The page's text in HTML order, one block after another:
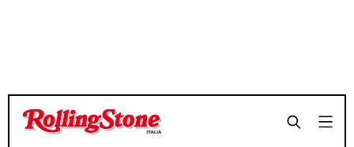
TEMPO DI LETTURA 3 MINUTI SHARE
TEMPO DI LETTURA 3 MINUTI SHARE